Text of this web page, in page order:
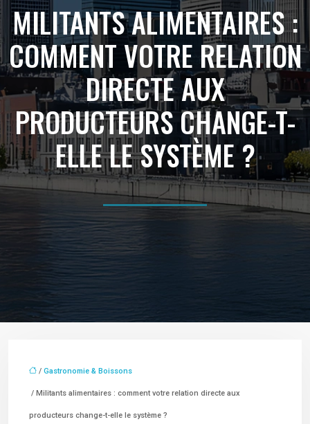
MILITANTS ALIMENTAIRES :
COMMENT VOTRE RELATION
DIRECTE AUX
PRODUCTEURS CHANGE-T-
ELLE LE SYSTÈME ?
/ Gastronomie & Boissons
/ Militants alimentaires : comment votre relation directe aux
producteurs change-t-elle le système ?